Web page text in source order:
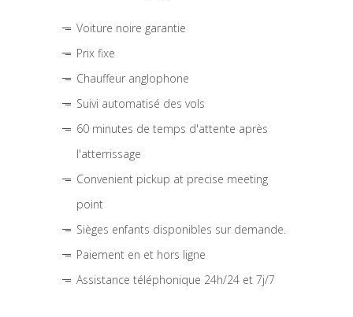
Voiture noire garantie
Prix fixe
Chauffeur anglophone
Suivi automatisé des vols
60 minutes de temps d'attente après
l'atterrissage
Convenient pickup at precise meeting
point
Sièges enfants disponibles sur demande.
Paiement en et hors ligne
Assistance téléphonique 24h/24 et 7j/7